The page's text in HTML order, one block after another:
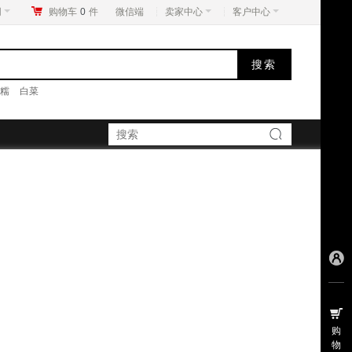
购物车 0 件 微信端 卖家中心 客户中心
白菜
购
物